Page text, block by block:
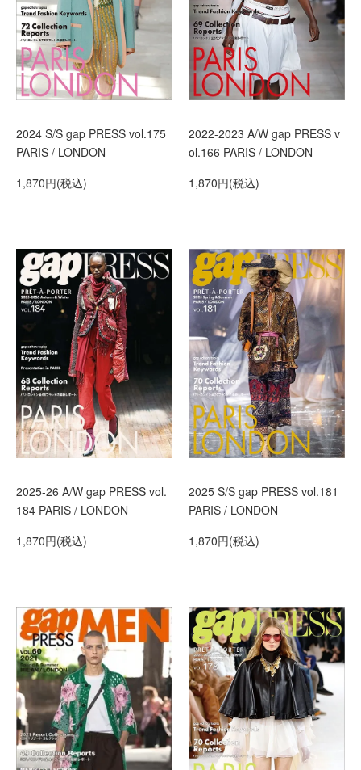
2024 S/S gap PRESS vol.175
PARIS / LONDON
1,870円(税込)
2022-2023 A/W gap PRESS v
ol.166 PARIS / LONDON
1,870円(税込)
2025-26 A/W gap PRESS vol.
184 PARIS / LONDON
1,870円(税込)
2025 S/S gap PRESS vol.181
PARIS / LONDON
1,870円(税込)